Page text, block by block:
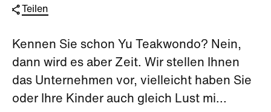
Teilen
Kennen Sie schon Yu Teakwondo? Nein,
dann wird es aber Zeit. Wir stellen Ihnen
das Unternehmen vor, vielleicht haben Sie
oder Ihre Kinder auch gleich Lust mi...